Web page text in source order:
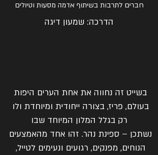
חברים לתרבות בשיתוף אדמה מסעות וטיולים
הדרכה: שמעון דיגה
בשייט זה נחווה את אחת הערים היפות
בעולם, פריז, בצורה ייחודית ומיוחדת ולו
רק בגלל המלון המיוחד שבו
נשתכן – ספינת נהר. זהו אחד מהאמצעים
הנוחים, מפנקים, רגועים ונעימים לטייל,